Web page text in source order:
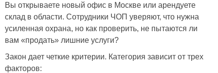
Вы открываете новый офис в Москве или арендуете
склад в области. Сотрудники ЧОП уверяют, что нужна
усиленная охрана, но как проверить, не пытаются ли
вам «продать» лишние услуги?
Закон дает четкие критерии. Категория зависит от трех
факторов: